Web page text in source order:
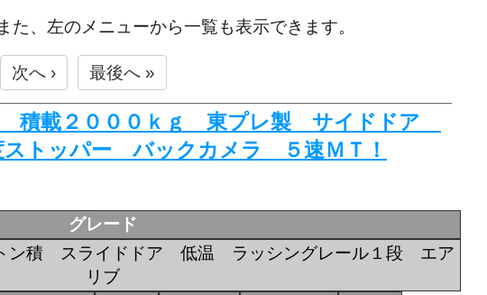
、左のメニューから一覧も表示できます。
次へ › 最後へ »
載２０００ｋｇ 東プレ製 サイドドア
トッパー バックカメラ ５速ＭＴ！
グレード
積 スライドドア 低温 ラッシングレール１段 エア
リブ